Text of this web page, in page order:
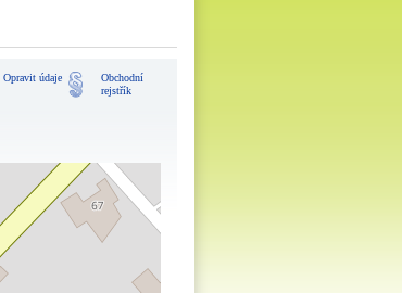
Opravit údaje
Obchodní
rejstřík